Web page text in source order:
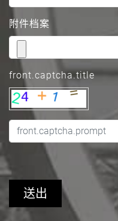
附件档案
front.captcha.title
送出